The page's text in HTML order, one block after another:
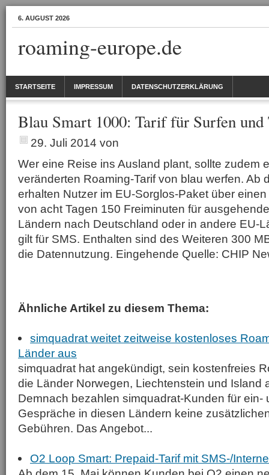
6. AUGUST 2026
roaming-europe.de
STARTSEITE IMPRESSUM DATENSCHUTZERKLÄRUNG
Blau Smart 1000: Tarif für Surfen und
29. Juli 2014 von
Wer eine Reise ins Ausland plant, sollte zudem
veränderten Roaming-Tarif von blau werfen. Ab
erhalten Nutzer im EU-Sorglos-Paket über
von acht Tagen 150 Freiminuten für
Ländern nach Deutschland oder in andere EU-
gilt für SMS. Enthalten sind des Weiteren 300
die Datennutzung. Eingehende Quelle: CHIP
Ähnliche Artikel zu diesem Thema:
simquadrat weitet zeitweise kostenloses
Länder aus
simquadrat hat angekündigt, sein kostenfreies
die Länder Norwegen, Liechtenstein und Island
Demnach bezahlen simquadrat-Kunden für ein-
Gespräche in diesen Ländern keine
Gebühren. Das Angebot...
O2 Loop Smart: Prepaid-Tarif mit SMS-/